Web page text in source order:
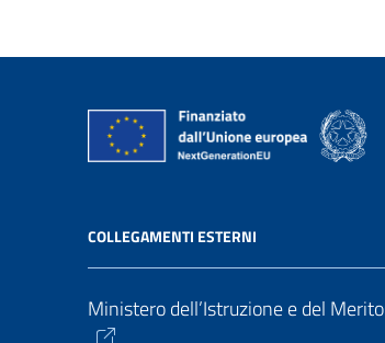
COLLEGAMENTI ESTERNI
Ministero dell’Istruzione e del Merito